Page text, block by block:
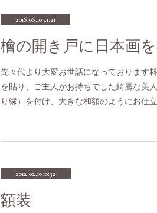
2016.06.10 21:21
先々代より大変お世話になっております
を貼り、ご主人がお持ちでした綺麗な美
り縁）を付け、大きな和額のようにお仕
2012.02.10 10:32
額装